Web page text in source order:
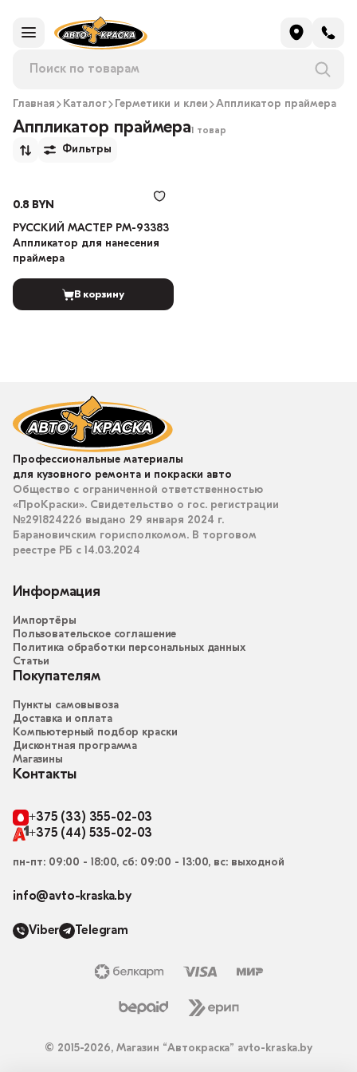
Главная Каталог Герметики и клеи Аппликатор праймера
Аппликатор праймера 1 товар
Фильтры
0.8 BYN
РУССКИЙ МАСТЕР РМ-93383
Аппликатор для нанесения
праймера
В корзину
Профессиональные материалы
для кузовного ремонта и покраски авто
Общество с ограниченной ответственностью
«ПроКраски». Свидетельство о гос. регистрации
№291824226 выдано 29 января 2024 г.
Барановичским горисполкомом. В торговом
реестре РБ с 14.03.2024
Информация
Импортёры
Пользовательское соглашение
Политика обработки персональных данных
Статьи
Покупателям
Пункты самовывоза
Доставка и оплата
Компьютерный подбор краски
Дисконтная программа
Магазины
Контакты
+375 (33) 355-02-03
+375 (44) 535-02-03
пн-пт: 09:00 - 18:00, сб: 09:00 - 13:00, вс: выходной
info@avto-kraska.by
Viber Telegram
© 2015-2026, Магазин “Автокраска” avto-kraska.by